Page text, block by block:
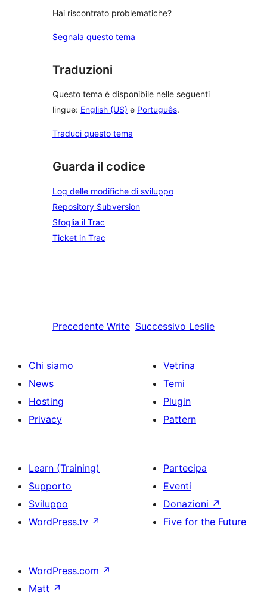
Hai riscontrato problematiche?
Segnala questo tema
Traduzioni
Questo tema è disponibile nelle seguenti
lingue: English (US) e Português.
Traduci questo tema
Guarda il codice
Log delle modifiche di sviluppo
Repository Subversion
Sfoglia il Trac
Ticket in Trac
Precedente Write Successivo Leslie
Chi siamo
News
Hosting
Privacy
Vetrina
Temi
Plugin
Pattern
Learn (Training)
Supporto
Sviluppo
WordPress.tv ↗
Partecipa
Eventi
Donazioni ↗
Five for the Future
WordPress.com ↗
Matt ↗